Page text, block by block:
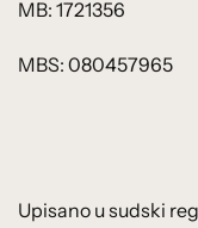
MB: 1721356
MBS: 080457965
Upisano u sudski